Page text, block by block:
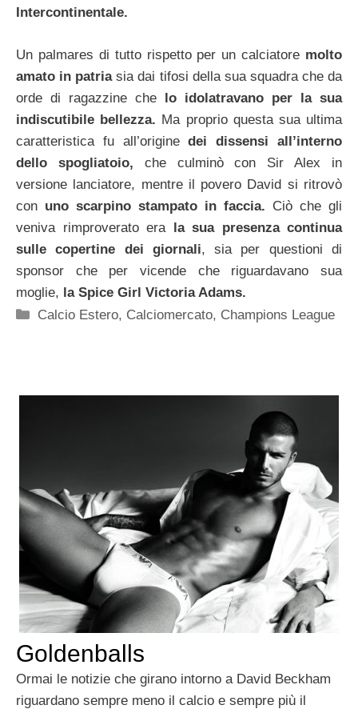
Intercontinentale.
Un palmares di tutto rispetto per un calciatore molto
amato in patriasia dai tifosi della sua squadra che da
orde di ragazzine che lo idolatravano per la sua
indiscutibile bellezza. Ma proprio questa sua ultima
caratteristica fu all’originedei dissensi all’interno
dello spogliatoio, che culminò con Sir Alex in
versione lanciatore, mentre il povero David si ritrovò
con uno scarpino stampato in faccia. Ciò che gli
veniva rimproverato era la sua presenza continua
sulle copertine dei giornali, sia per questioni di
sponsor che per vicende che riguardavano sua
moglie, la Spice Girl Victoria Adams.
Categorie
Calcio Estero, Calciomercato, Champions League
Goldenballs
Ormai le notizie che girano intorno a David Beckham
riguardano sempre meno il calcio e sempre più il